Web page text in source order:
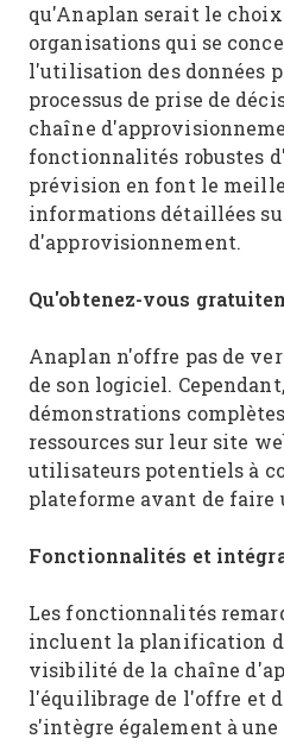
qu'Anaplan serait le
organisations qui se
l'utilisation des données
processus de prise de
chaîne
fonctionnalités robustes
prévision en font le
informations détaillées
d'approvisionnement.
Qu'obtenez-vous
Anaplan n'offre pas de
de son logiciel.
démonstrations
ressources sur leur site
utilisateurs potentiels à
plateforme avant de faire
Fonctionnalités et
Les fonctionnalités
incluent la planification
visibilité de la chaîne
l'équilibrage de l'offre et
s'intègre également à